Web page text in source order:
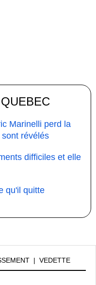
Marinelli perd la
révélés
difficiles et elle
qu'il quitte
| VEDETTE